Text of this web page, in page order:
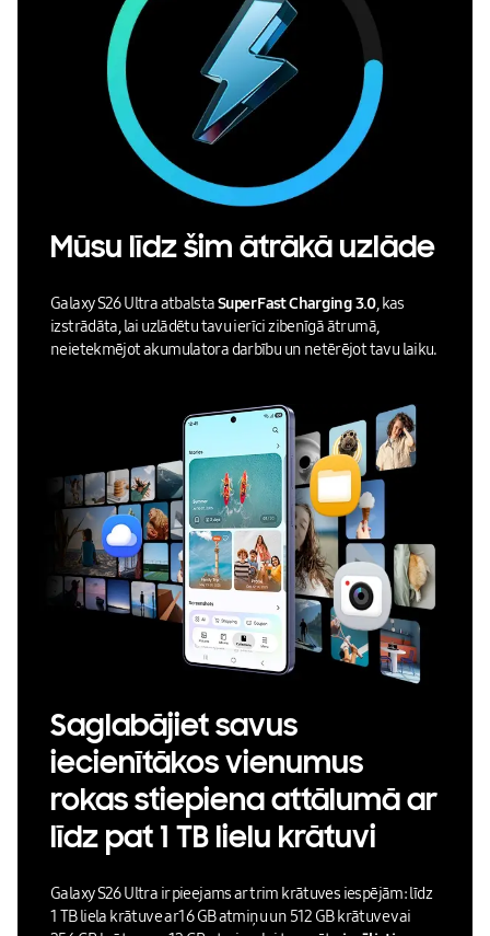
Mūsu līdz šim ātrākā uzlāde
Galaxy S26 Ultra atbalstaSuper Fast Charging 3.0, kas
izstrādāta, lai uzlādētu tavu ierīci zibenīgā ātrumā,
neietekmējot akumulatora darbību un netērējot tavu laiku.
Saglabājiet savus
iecienītākos vienumus
rokas stiepiena attālumā ar
līdz pat 1 TB lielu krātuvi
Galaxy S26 Ultra ir pieejams ar trim krātuves iespējām: līdz
1 TB liela krātuve ar 16 GB atmiņu un 512 GB krātuve vai